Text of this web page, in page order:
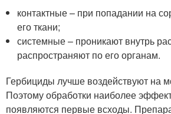
контактные – при попадании на
его ткани;
системные – проникают внутрь
распространяют по его органам.
Гербициды лучше воздействуют на
Поэтому обработки наиболее
появляются первые всходы.